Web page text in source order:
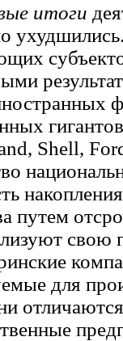
итоги
Shell,
путем
свою
для